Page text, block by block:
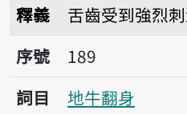
釋義
舌齒受到強烈刺
序號189地牛翻身
序號
189
詞目
地牛翻身